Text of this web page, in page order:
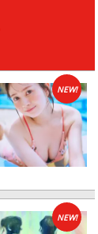
NEW!
NEW!